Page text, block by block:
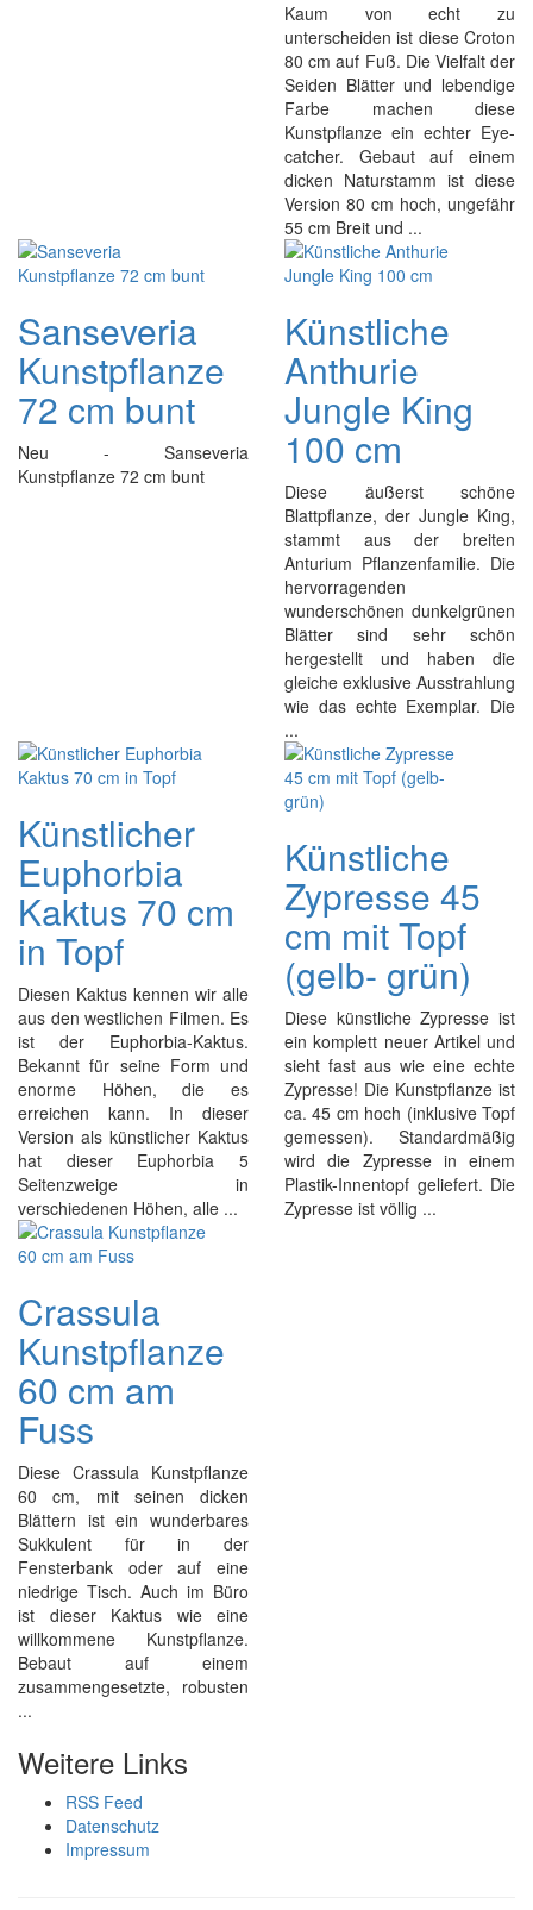
Kaum von echt zu
unterscheiden ist diese Croton
80 cm auf Fuß. Die Vielfalt der
Seiden Blätter und lebendige
Farbe machen diese
Kunstpflanze ein echter Eye-
catcher. Gebaut auf einem
dicken Naturstamm ist diese
Version 80 cm hoch, ungefähr
55 cm Breit und ...
Sanseveria
Kunstpflanze
72 cm bunt
Neu - Sanseveria
Kunstpflanze 72 cm bunt
Künstliche
Anthurie
Jungle King
100 cm
Diese äußerst schöne
Blattpflanze, der Jungle King,
stammt aus der breiten
Anturium Pflanzenfamilie. Die
hervorragenden
wunderschönen dunkelgrünen
Blätter sind sehr schön
hergestellt und haben die
gleiche exklusive Ausstrahlung
wie das echte Exemplar. Die
...
Künstlicher
Euphorbia
Kaktus 70 cm
in Topf
Diesen Kaktus kennen wir alle
aus den westlichen Filmen. Es
ist der Euphorbia-Kaktus.
Bekannt für seine Form und
enorme Höhen, die es
erreichen kann. In dieser
Version als künstlicher Kaktus
hat dieser Euphorbia 5
Seitenzweige in
verschiedenen Höhen, alle ...
Künstliche
Zypresse 45
cm mit Topf
(gelb- grün)
Diese künstliche Zypresse ist
ein komplett neuer Artikel und
sieht fast aus wie eine echte
Zypresse! Die Kunstpflanze ist
ca. 45 cm hoch (inklusive Topf
gemessen). Standardmäßig
wird die Zypresse in einem
Plastik-Innentopf geliefert. Die
Zypresse ist völlig ...
Crassula
Kunstpflanze
60 cm am
Fuss
Diese Crassula Kunstpflanze
60 cm, mit seinen dicken
Blättern ist ein wunderbares
Sukkulent für in der
Fensterbank oder auf eine
niedrige Tisch. Auch im Büro
ist dieser Kaktus wie eine
willkommene Kunstpflanze.
Bebaut auf einem
zusammengesetzte, robusten
...
Weitere Links
RSS Feed
Datenschutz
Impressum